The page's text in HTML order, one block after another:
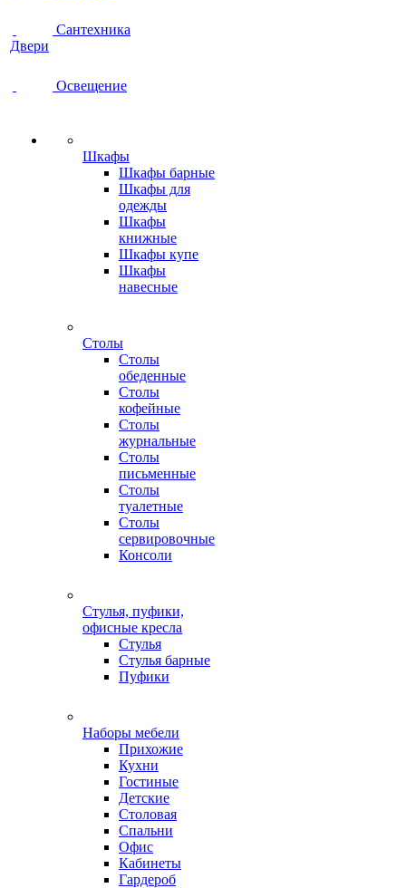
Сантехника
Двери
Освещение
Шкафы
Шкафы барные
Шкафы для
одежды
Шкафы
книжные
Шкафы купе
Шкафы
навесные
Столы
Столы
обеденные
Столы
кофейные
Столы
журнальные
Столы
письменные
Столы
туалетные
Столы
сервировочные
Консоли
Стулья, пуфики,
офисные кресла
Стулья
Стулья барные
Пуфики
Наборы мебели
Прихожие
Кухни
Гостиные
Детские
Столовая
Спальни
Офис
Кабинеты
Гардероб